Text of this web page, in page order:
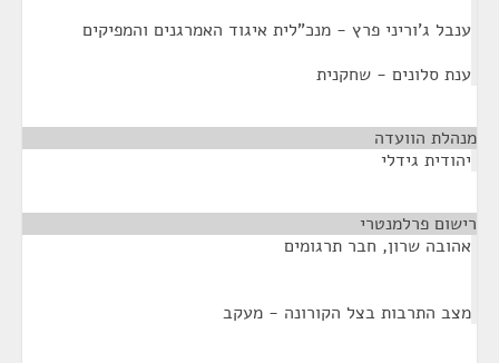
ענבל ג'וריני פרץ - מנכ"לית איגוד האמרגנים והמפיקים
ענת סלונים - שחקנית
מנהלת הוועדה
יהודית גידלי
רישום פרלמנטרי
אהובה שרון, חבר תרגומים
מצב התרבות בצל הקורונה - מעקב